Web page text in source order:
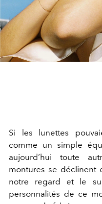
Si les lunettes
comme un simple
aujourd’hui toute
montures se déclinent
notre regard et le
personnalités de ce